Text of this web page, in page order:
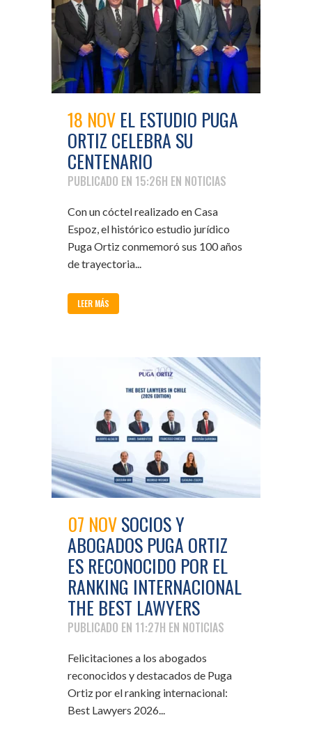
18 NOV EL ESTUDIO PUGA
ORTIZ CELEBRA SU
CENTENARIO
PUBLICADO EN 15:26H EN NOTICIAS
Con un cóctel realizado en Casa
Espoz, el histórico estudio jurídico
Puga Ortiz conmemoró sus 100 años
de trayectoria...
LEER MÁS
07 NOVSOCIOS Y
ABOGADOS PUGA ORTIZ
ES RECONOCIDO POR EL
RANKING INTERNACIONAL
THE BEST LAWYERS
PUBLICADO EN 11:27H EN NOTICIAS
Felicitaciones a los abogados
reconocidos y destacados de Puga
Ortiz por el ranking internacional:
Best Lawyers 2026...